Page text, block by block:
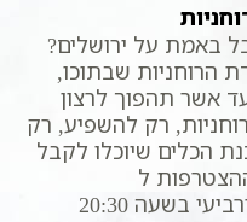
באמת על ירושלים?
הרוחניות שבתוכו,
אשר תהפוך לרצון
רק להשפיע, רק
הכלים שיוכלו לקבל
ל
בימי שני ורביעי בשעה 20:30